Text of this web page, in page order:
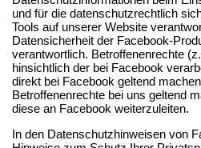
und für die datenschutzrechtlich
Tools auf unserer Website
Datensicherheit der Facebook-
verantwortlich. Betroffenenrechte
hinsichtlich der bei Facebook
direkt bei Facebook geltend
Betroffenenrechte bei uns geltend
diese an Facebook weiterzuleiten.
In den Datenschutzhinweisen von